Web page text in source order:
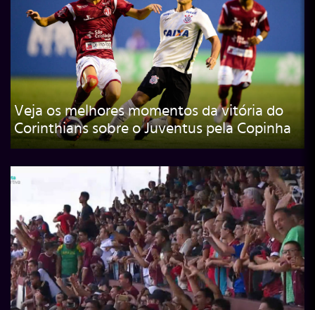
Veja os melhores momentos da vitória do
Corinthians sobre o Juventus pela Copinha